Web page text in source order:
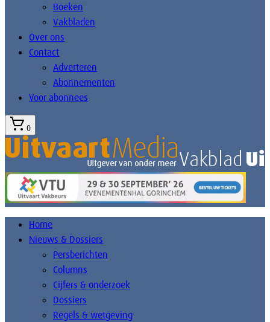
Boeken
Vakbladen
Over ons
Contact
Adverteren
Abonnementen
Voor abonnees
0
Home
Nieuws & Dossiers
Persberichten
Columns
Cijfers & onderzoek
Dossiers
Regels & wetgeving